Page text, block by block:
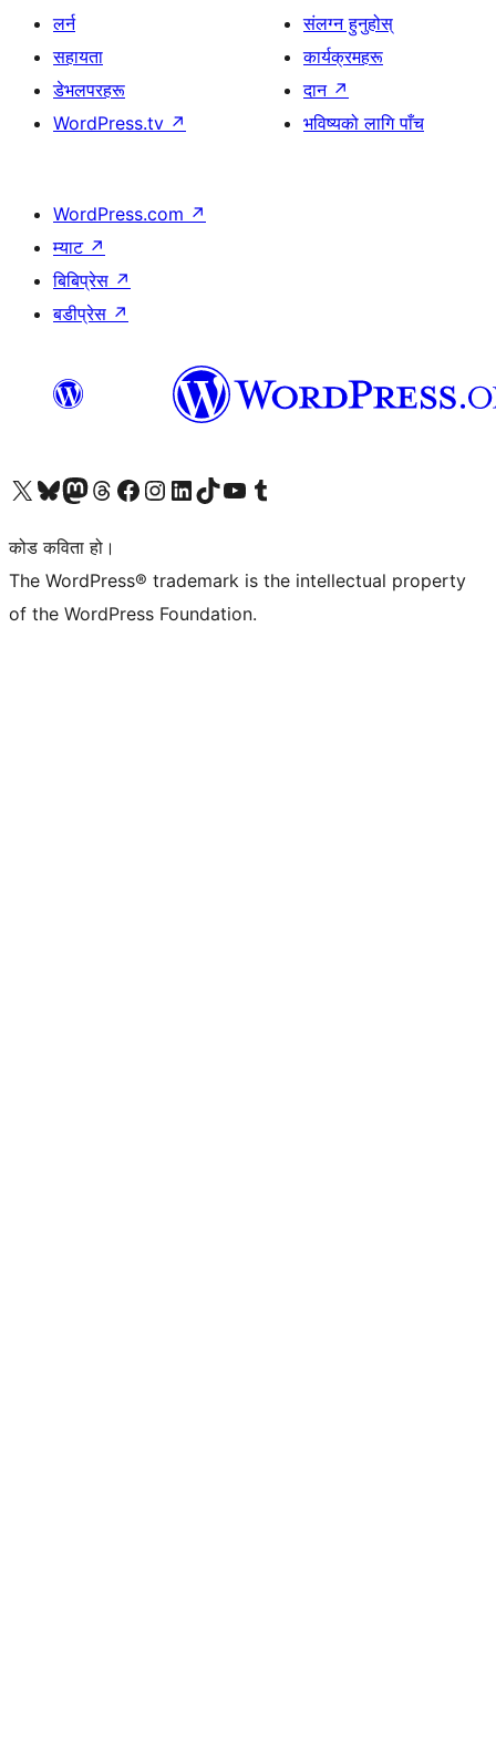
लर्न
सहायता
डेभलपरहरू
WordPress.tv ↗
संलग्न हुनुहोस्
कार्यक्रमहरू
दान ↗
भविष्यको लागि पाँच
WordPress.com ↗
म्याट ↗
बिबिप्रेस ↗
बडीप्रेस ↗
हाम्रो X (पहिले ट्विटर) खातामा जानुहोस्
हाम्रो Bluesky खाता भ्रमण गर्नुहोस्
हाम्रो म्यास्टोडन खाता भ्रमण गर्नुहोस्
हाम्रो थ्रेड्स खातामा जानुहोस्
हाम्रो फेसबुक पेजमा जानुहोस्
हाम्रो इन्स्टाग्राम खातामा जानुहोस्
हाम्रो लिङ्क्डइन खातामा जानुहोस्
हाम्रो TikTok खाता भ्रमण गर्नुहोस्
हाम्रो युट्युब च्यानलमा जानुहोस्
हाम्रो टम्बलर खाता भ्रमण गर्नुहोस्
कोड कविता हो।
The WordPress® trademark is the intellectual property
of the WordPress Foundation.